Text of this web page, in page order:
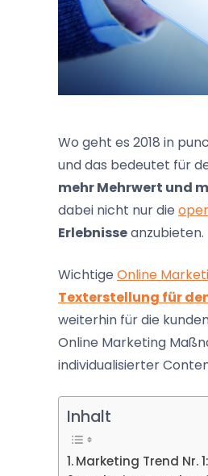
Wo geht es 2018 in
und das bedeutet für
mehr Mehrwert und
dabei nicht nur die
Erlebnisseanzubieten.
Wichtige Online
Texterstellung für
weiterhin für die
Online Marketing
individualisierter
Inhalt
Marketing Trend Nr.